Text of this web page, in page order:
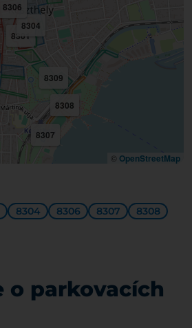
8301
8304
8306
8307
8308
8309
© OpenStreetMap
8304 8306 8307
8308
o parkovacích